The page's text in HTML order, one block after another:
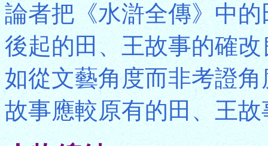
論者把《水滸全傳》中
後起的田、王故事的確
如從文藝角度而非考證
故事應較原有的田、王